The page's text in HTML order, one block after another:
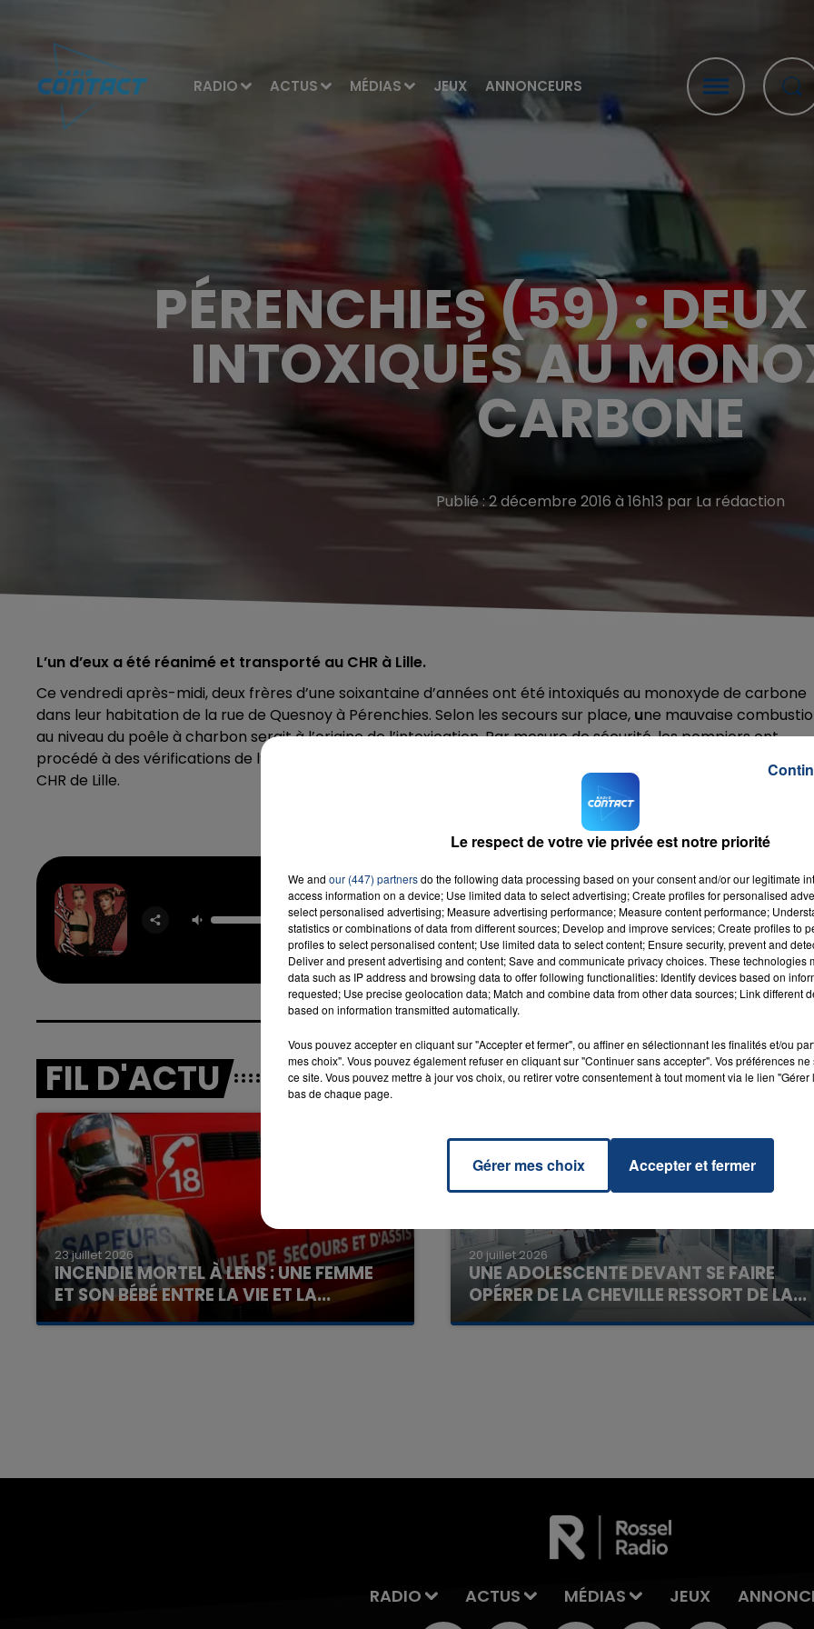
RADIO ACTUS MÉDIAS JEUX ANNONCEURS
PÉRENCHIES (59) :
INTOXIQUÉS AU
CARBONE
Publié : 2 décembre 2016 à 16h13 par La rédaction
L’un d’eux a été réanimé et transporté au CHR à Lille.
Ce vendredi après-midi, deux frères d’une soixantaine d’années ont été intoxiqués au monoxyde de carbone
dans leur habitation de la rue de Quesnoy à Pérenchies. Selon les secours sur place, une mauvaise
au niveau du poêle à charbon serait à l’origine de l’intoxication. Par mesure de sécurité, les pompiers ont
procédé à des vérifications de l’air dans les habitations voisines. L'un deux a été onduit dans un état grave au
CHR de Lille.
Fever
DUA LIPA &
ANGELE
RADIO CONTACT
FIL D'ACTU
23 juillet 2026
INCENDIE MORTEL À LENS : UNE FEMME
ET SON BÉBÉ ENTRE LA VIE ET LA...
Un homme s'est immolé par le feu après avoir
20 juillet 2026
UNE ADOLESCENTE DEVANT SE FAIRE
OPÉRER DE LA CHEVILLE RESSORT DE LA...
La famille a porté plainte contre la clinique qui a
RADIO ACTUS MÉDIAS JEUX
Le respect de votre vie privée est notre priorité
We and our (447) partnersdo the following data processing based on your consent and/or our legitimate
access information on a device; Use limited data to select advertising; Create profiles for personalised
select personalised advertising; Measure advertising performance; Measure content performance;
statistics or combinations of data from different sources; Develop and improve services; Create profiles to
profiles to select personalised content; Use limited data to select content; Ensure security, prevent and
Deliver and present advertising and content; Save and communicate privacy choices. These technologies
data such as IP address and browsing data to offer following functionalities: Identify devices based on
requested; Use precise geolocation data; Match and combine data from other data sources; Link different
based on information transmitted automatically.
Vous pouvez accepter en cliquant sur "Accepter et fermer", ou affiner en sélectionnant les finalités et/ou
mes choix". Vous pouvez également refuser en cliquant sur "Continuer sans accepter". Vos préférences
ce site. Vous pouvez mettre à jour vos choix, ou retirer votre consentement à tout moment via le lien
bas de chaque page.
Gérer mes choix Accepter et fermer